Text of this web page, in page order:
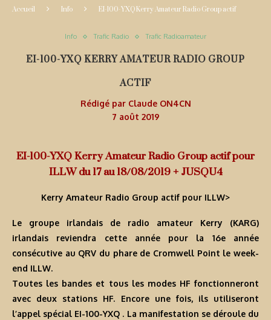
Accueil Info EI-100-YXQ Kerry Amateur Radio Group actif
Info Trafic Radio Trafic Radioamateur
EI-100-YXQ KERRY AMATEUR RADIO GROUP
ACTIF
Rédigé par Claude ON4CN
7 août 2019
EI-100-YXQ Kerry Amateur Radio Group actif pour
ILLW du 17 au 18/08/2019 + JUSQU4
Kerry Amateur Radio Group actif pour ILLW>
Le groupe irlandais de radio amateur Kerry (KARG)
irlandais reviendra cette année pour la 16e année
consécutive au QRV du phare de Cromwell Point le week-
end ILLW.
Toutes les bandes et tous les modes HF fonctionneront
avec deux stations HF. Encore une fois, ils utiliseront
l’appel spécial EI-100-YXQ . La manifestation se déroule du